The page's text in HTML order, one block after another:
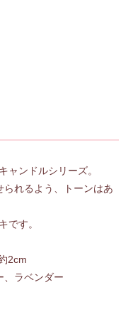
ャンドルシリーズ。
られるよう、トーンはあ
です。
2cm
、ラベンダー